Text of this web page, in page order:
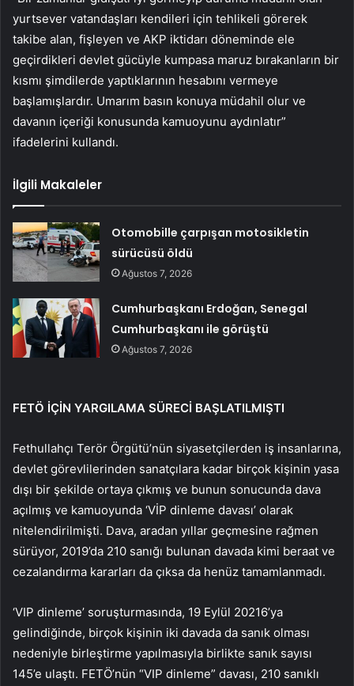
yurtsever vatandaşları kendileri için tehlikeli görerek
takibe alan, fişleyen ve AKP iktidarı döneminde ele
geçirdikleri devlet gücüyle kumpasa maruz bırakanların bir
kısmı şimdilerde yaptıklarının hesabını vermeye
başlamışlardır. Umarım basın konuya müdahil olur ve
davanın içeriği konusunda kamuoyunu aydınlatır”
ifadelerini kullandı.
İlgili Makaleler
Otomobille çarpışan motosikletin
sürücüsü öldü
Ağustos 7, 2026
Cumhurbaşkanı Erdoğan, Senegal
Cumhurbaşkanı ile görüştü
Ağustos 7, 2026
FETÖ İÇİN YARGILAMA SÜRECİ BAŞLATILMIŞTI
Fethullahçı Terör Örgütü’nün siyasetçilerden iş insanlarına,
devlet görevlilerinden sanatçılara kadar birçok kişinin yasa
dışı bir şekilde ortaya çıkmış ve bunun sonucunda dava
açılmış ve kamuoyunda ‘VİP dinleme davası’ olarak
nitelendirilmişti. Dava, aradan yıllar geçmesine rağmen
sürüyor, 2019’da 210 sanığı bulunan davada kimi beraat ve
cezalandırma kararları da çıksa da henüz tamamlanmadı.
‘VIP dinleme’ soruşturmasında, 19 Eylül 20216’ya
gelindiğinde, birçok kişinin iki davada da sanık olması
nedeniyle birleştirme yapılmasıyla birlikte sanık sayısı
145’e ulaştı. FETÖ’nün “VIP dinleme” davası, 210 sanıklı